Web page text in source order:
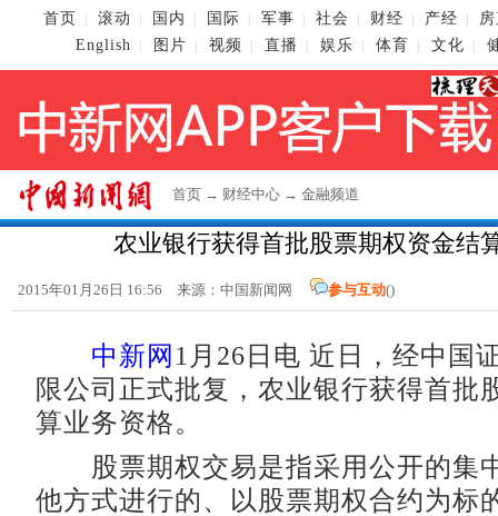
首页 滚动 国内 国际 军事 社会 财经 产经
English
图片 视频 直播 娱乐 体育 文化
首页 → 财经中心 → 金融频道
农业银行获得首批股票期权资金结
2015年01月26日 16:56 来源： 中国新闻网 参与互动()
中新网 1月26日电 近日，经中国
限公司正式批复，农业银行获得首批
算业务资格。
股票期权交易是指采用公开的集
他方式进行的、以股票期权合约为标